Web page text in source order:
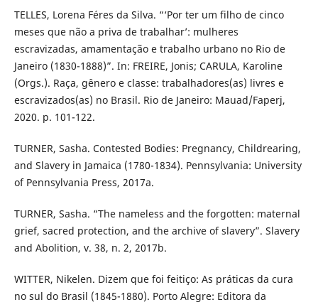
TELLES, Lorena Féres da Silva. “‘Por ter um filho de cinco
meses que não a priva de trabalhar’: mulheres
escravizadas, amamentação e trabalho urbano no Rio de
Janeiro (1830-1888)”. In: FREIRE, Jonis; CARULA, Karoline
(Orgs.). Raça, gênero e classe: trabalhadores(as) livres e
escravizados(as) no Brasil. Rio de Janeiro: Mauad/Faperj,
2020. p. 101-122.
TURNER, Sasha. Contested Bodies: Pregnancy, Childrearing,
and Slavery in Jamaica (1780-1834). Pennsylvania: University
of Pennsylvania Press, 2017a.
TURNER, Sasha. “The nameless and the forgotten: maternal
grief, sacred protection, and the archive of slavery”. Slavery
and Abolition, v. 38, n. 2, 2017b.
WITTER, Nikelen. Dizem que foi feitiço: As práticas da cura
no sul do Brasil (1845-1880). Porto Alegre: Editora da